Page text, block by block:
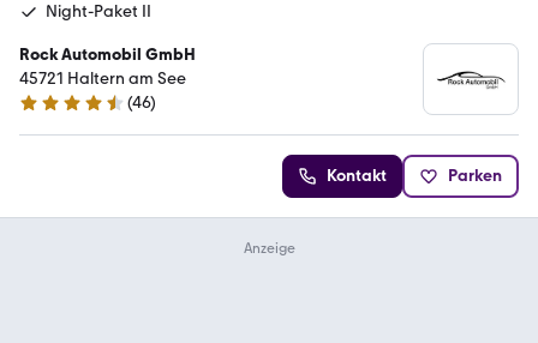
Night-Paket II
Rock Automobil GmbH
45721 Haltern am See
4.7 Sterne
(46)
Kontakt Parken